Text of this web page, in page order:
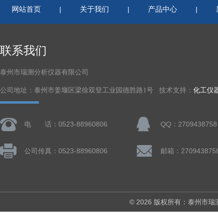
网站首页 | 关于我们 | 产品中心 |
联系我们
泰州市瑞测分析仪器有限公司
公司地址：泰州市姜堰区梁徐双登工业园德胜路1号 技术支持： 化工仪
电 话：0523-88960806 QQ：2709438758
公司传真：0523-88960806 邮箱：
© 2026 版权所有：泰州市